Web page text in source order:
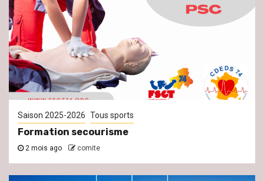
Saison 2025-2026 Tous sports
Formation secourisme
2 mois ago comite